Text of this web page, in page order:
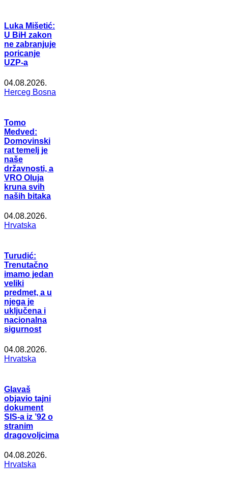
Luka Mišetić:
U BiH zakon
ne zabranjuje
poricanje
UZP-a
04.08.2026.
Herceg Bosna
Tomo
Medved:
Domovinski
rat temelj je
naše
državnosti, a
VRO Oluja
kruna svih
naših bitaka
04.08.2026.
Hrvatska
Turudić:
Trenutačno
imamo jedan
veliki
predmet, a u
njega je
uključena i
nacionalna
sigurnost
04.08.2026.
Hrvatska
Glavaš
objavio tajni
dokument
SIS-a iz ’92 o
stranim
dragovoljcima
04.08.2026.
Hrvatska